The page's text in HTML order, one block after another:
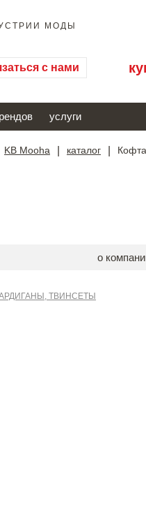
МОДЫ
с нами
услуги
KB Mooha каталог
о
ТВИНСЕТЫ